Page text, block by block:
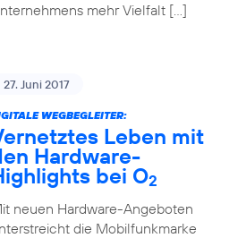
mehr Vielfalt […]
27. Juni 2017
WEGBEGLEITER:
Leben mit
Hardware-
bei O2
neuen Hardware-Angeboten
die Mobilfunkmarke